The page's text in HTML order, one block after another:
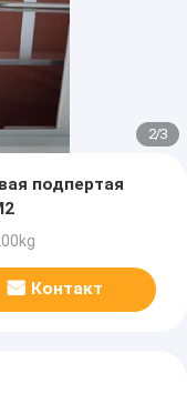
2/3
подпертая
Контакт